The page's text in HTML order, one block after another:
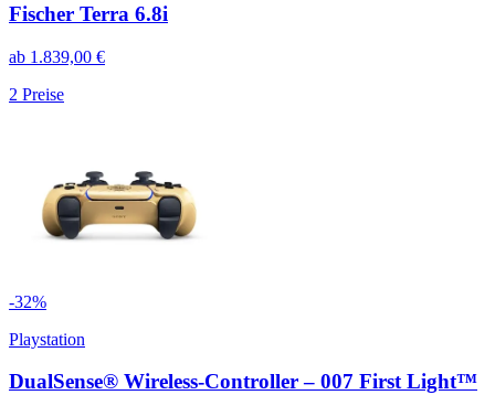
Fischer Terra 6.8i
ab 1.839,00 €
2 Preise
-32%
Playstation
DualSense® Wireless-Controller – 007 First Light™